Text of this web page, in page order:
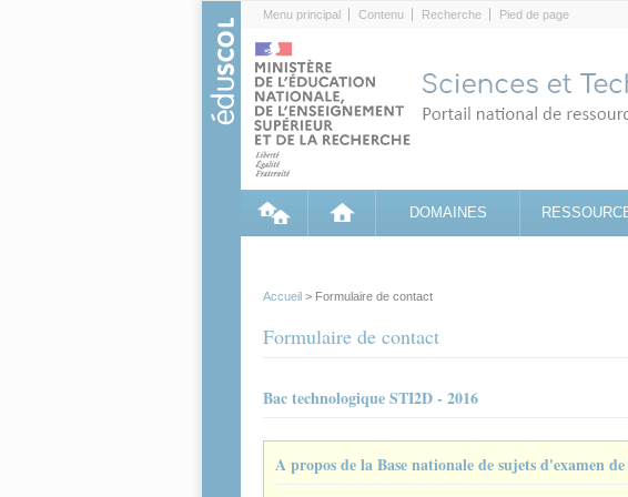
Menu principal Contenu Recherche Pied de page
DOMAINES
Accueil > Formulaire de contact
Formulaire de contact
Bac technologique STI2D - 2016
A propos de la Base nationale de sujets d'examen